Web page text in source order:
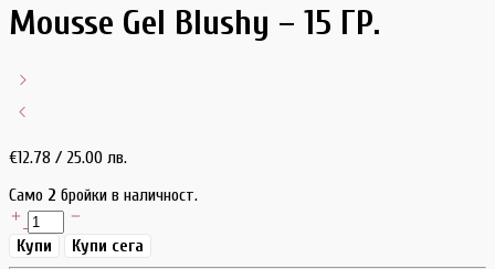
Mousse Gel Blushy – 15 ГР.
€12.78 / 25.00 лв.
Само 2 бройки в наличност.
Купи Купи сега